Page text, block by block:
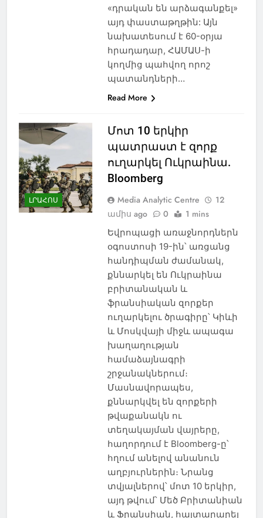
«դրական են արձագանքել»
այդ փաստաթղթին: Այն
նախատեսում է 60-օրյա
հրադադար, ՀԱՄԱՍ-ի
կողմից պահվող որոշ
պատանդների…
Read More
ԼՐԱՀՈՍ
Մոտ 10 երկիր
պատրաստ է զորք
ուղարկել Ուկրաինա.
Bloomberg
Media Analytic Centre
12
ամիս ago
0 1 mins
Եվրոպացի առաջնորդներն
օգոստոսի 19-ին՝ առցանց
հանդիպման ժամանակ,
քննարկել են Ուկրաինա
բրիտանական և
ֆրանսիական զորքեր
ուղարկելու ծրագիրը՝ Կիևի
և Մոսկվայի միջև ապագա
խաղաղության
համաձայնագրի
շրջանակներում։
Մասնավորապես,
քննարկվել են զորքերի
թվաքանակն ու
տեղակայման վայրերը,
հաղորդում է Bloomberg-ը՝
հղում անելով անանուն
աղբյուրներին։ Նրանց
տվյալներով՝ մոտ 10 երկիր,
այդ թվում՝ Մեծ Բրիտանիան
և Ֆրանսիան, հայտարարել